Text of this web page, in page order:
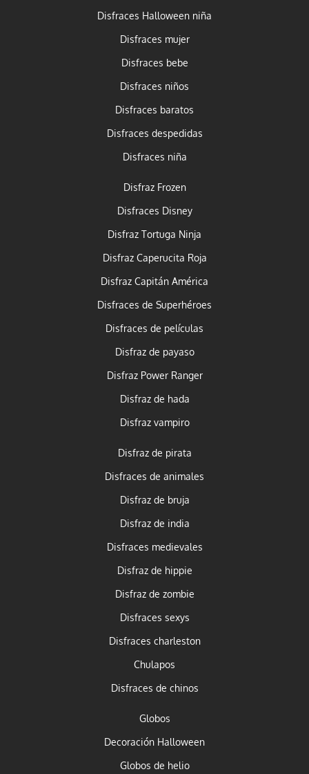
Disfraces Halloween niña
Disfraces mujer
Disfraces bebe
Disfraces niños
Disfraces baratos
Disfraces despedidas
Disfraces niña
Disfraz Frozen
Disfraces Disney
Disfraz Tortuga Ninja
Disfraz Caperucita Roja
Disfraz Capitán América
Disfraces de Superhéroes
Disfraces de películas
Disfraz de payaso
Disfraz Power Ranger
Disfraz de hada
Disfraz vampiro
Disfraz de pirata
Disfraces de animales
Disfraz de bruja
Disfraz de india
Disfraces medievales
Disfraz de hippie
Disfraz de zombie
Disfraces sexys
Disfraces charleston
Chulapos
Disfraces de chinos
Globos
Decoración Halloween
Globos de helio